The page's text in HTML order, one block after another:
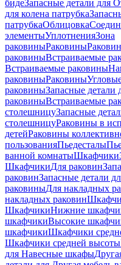
бидеЗапасные детали для
для колена патрубка
патрубкаОблицовка
элементыУплотненияЗона
раковиныРаковины
раковиныВстраиваемые
Встраиваемые раковины
раковиныРаковины
раковиныЗапасные детали
раковиныВстраиваемые
столешницуЗапасные
столешницуРаковины в
детейРаковины
пользованияПьедесталы
ванной комнатыШкафчики
ШкафчикиДля раковин
раковинЗапасные детали
раковиныДля накладных
накладных pаковин
ШкафчикиНижние
шкафчикиВысокие
шкафчикиШкафчики
Шкафчики средней высоты
для Навесные шкафы